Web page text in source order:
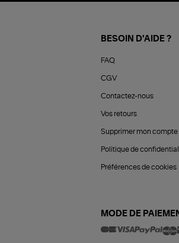
BESOIN D'AIDE ?
FAQ
CGV
Contactez-nous
Vos retours
Supprimer mon compte
Politique de
Préférences de cookies
MODE DE